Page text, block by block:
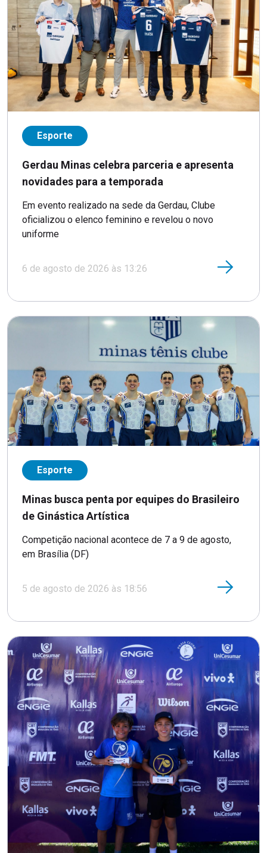
Esporte
Gerdau Minas celebra parceria e apresenta
novidades para a temporada
Em evento realizado na sede da Gerdau, Clube
oficializou o elenco feminino e revelou o novo
uniforme
6 de agosto de 2026 às 13:26
Esporte
Minas busca penta por equipes do Brasileiro
de Ginástica Artística
Competição nacional acontece de 7 a 9 de agosto,
em Brasília (DF)
5 de agosto de 2026 às 18:56